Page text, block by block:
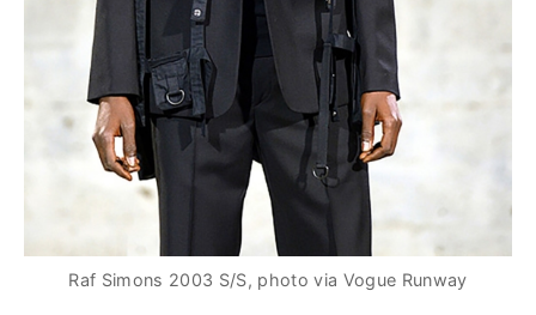
Raf Simons 2003 S/S, photo via Vogue Runway